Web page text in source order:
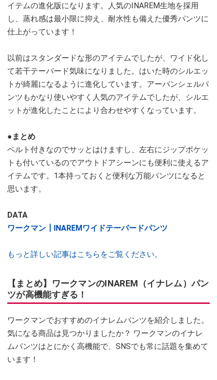
イテムの進化版になります。人気のINAREM生地を採用
し、蒸れ感は最小限に抑え、耐水性も備えた優秀パンツに
仕上がっています！
以前はスタンダードな形のアイテムでしたが、ワイド化し
て若干テーパード気味になりました。はいた時のシルエッ
トが綺麗になるように進化しています。アーバンシェルパ
ンツもかなり使いやすく人気のアイテムでしたが、シルエ
ットが進化したことにより合わせやすくなっています。
●まとめ
ベルト付きなのでサッとはけますし、左右にジップポケッ
トも付いているのでアウトドアシーンにも便利に使えるア
イテムです。1本持っておくと便利な万能パンツになると
思います。
DATA
ワークマン┃INAREMワイドテーパードパンツ
もっと詳しい記事はこちらをご覧ください。
【まとめ】ワークマンのINAREM（イナレム）パン
ツが高機能すぎる！
ワークマンでおすすめのイナレムパンツを紹介しました。
気になる商品は見つかりましたか？ ワークマンのイナレ
ムパンツはとにかく高機能で、SNSでも常に話題を集めて
います！